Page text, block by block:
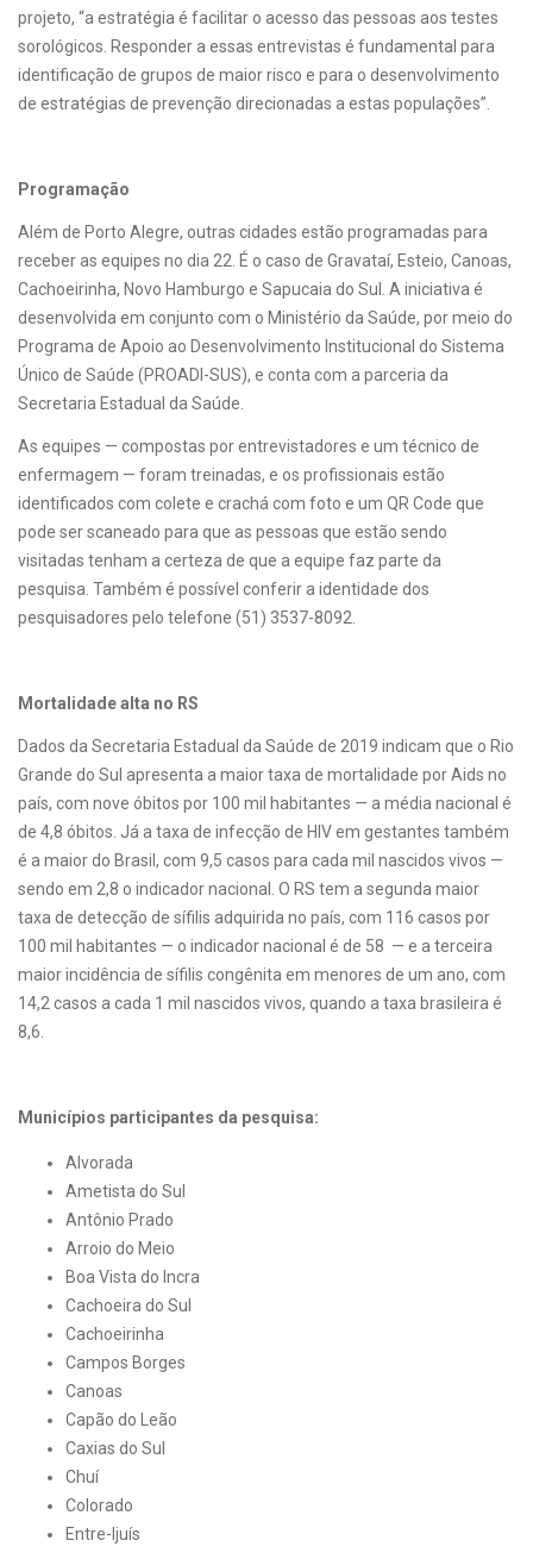
projeto, “a estratégia é facilitar o acesso das pessoas aos testes
sorológicos. Responder a essas entrevistas é fundamental para
identificação de grupos de maior risco e para o desenvolvimento
de estratégias de prevenção direcionadas a estas populações”.
Programação
Além de Porto Alegre, outras cidades estão programadas para
receber as equipes no dia 22. É o caso de Gravataí, Esteio, Canoas,
Cachoeirinha, Novo Hamburgo e Sapucaia do Sul. A iniciativa é
desenvolvida em conjunto com o Ministério da Saúde, por meio do
Programa de Apoio ao Desenvolvimento Institucional do Sistema
Único de Saúde (PROADI-SUS), e conta com a parceria da
Secretaria Estadual da Saúde.
As equipes — compostas por entrevistadores e um técnico de
enfermagem — foram treinadas, e os profissionais estão
identificados com colete e crachá com foto e um QR Code que
pode ser scaneado para que as pessoas que estão sendo
visitadas tenham a certeza de que a equipe faz parte da
pesquisa. Também é possível conferir a identidade dos
pesquisadores pelo telefone (51) 3537-8092.
Mortalidade alta no RS
Dados da Secretaria Estadual da Saúde de 2019 indicam que o Rio
Grande do Sul apresenta a maior taxa de mortalidade por Aids no
país, com nove óbitos por 100 mil habitantes — a média nacional é
de 4,8 óbitos. Já a taxa de infecção de HIV em gestantes também
é a maior do Brasil, com 9,5 casos para cada mil nascidos vivos —
sendo em 2,8 o indicador nacional. O RS tem a segunda maior
taxa de detecção de sífilis adquirida no país, com 116 casos por
100 mil habitantes — o indicador nacional é de 58 — e a terceira
maior incidência de sífilis congênita em menores de um ano, com
14,2 casos a cada 1 mil nascidos vivos, quando a taxa brasileira é
8,6.
Municípios participantes da pesquisa:
Alvorada
Ametista do Sul
Antônio Prado
Arroio do Meio
Boa Vista do Incra
Cachoeira do Sul
Cachoeirinha
Campos Borges
Canoas
Capão do Leão
Caxias do Sul
Chuí
Colorado
Entre-Ijuís